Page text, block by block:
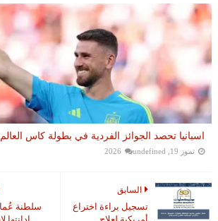
اسبانيا تحصد الجوائز الفردية في بطولة كاس العالم
تموز 19, 2026 undefined
سلطنة
السابق
تسجيل براءة اختراع